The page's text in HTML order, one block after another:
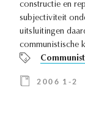
constructie en
subjectiviteit
uitsluitingen
communistische
2006 1-2